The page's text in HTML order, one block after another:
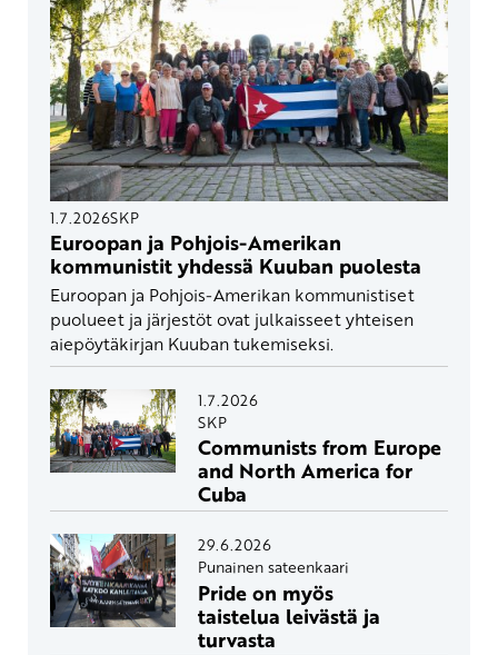
1.7.2026SKP
Euroopan ja Pohjois-Amerikan
kommunistit yhdessä Kuuban puolesta
Euroopan ja Pohjois-Amerikan kommunistiset
puolueet ja järjestöt ovat julkaisseet yhteisen
aiepöytäkirjan Kuuban tukemiseksi.
1.7.2026
SKP
Communists from Europe
and North America for
Cuba
29.6.2026
Punainen sateenkaari
Pride on myös
taistelua leivästä ja
turvasta